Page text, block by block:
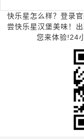
快乐星怎么样？登录
尝快乐星汉堡美味！
您来体验!24